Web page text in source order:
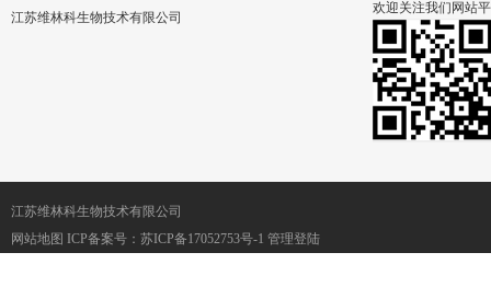
江苏维林科生物技术有限公司
欢迎关注我们网站
江苏维林科生物技术有限公司
网站地图 ICP备案号： 苏ICP备17052753号-1 管理登陆